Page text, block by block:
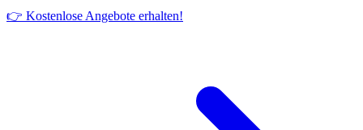
👉 Kostenlose Angebote erhalten!